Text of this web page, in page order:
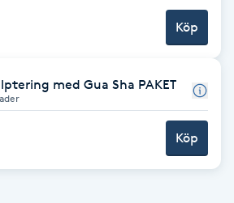
Köp
med Gua Sha PAKET
Köp